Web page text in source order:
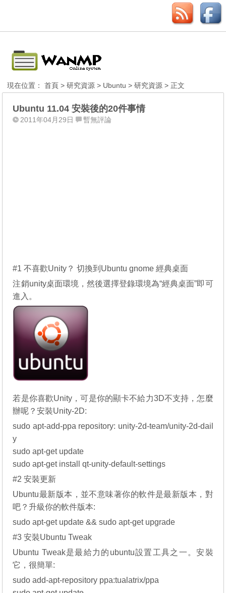
現在位置：首頁 >研究資源 > Ubuntu >研究資源 > 正文
Ubuntu 11.04 安裝後的20件事情
2011年04月29日 暫無評論
#1 不喜歡Unity？ 切換到Ubuntu gnome 經典桌面
注銷unity桌面環境，然後選擇登錄環境為“經典桌面”即可
進入。
若是你喜歡Unity，可是你的顯卡不給力3D不支持，怎麼
辦呢？安裝Unity-2D:
sudo apt-add-ppa repository: unity-2d-team/unity-2d-dail
y
sudo apt-get update
sudo apt-get install qt-unity-default-settings
#2 安裝更新
Ubuntu最新版本，並不意味著你的軟件是最新版本，對
吧？升級你的軟件版本:
sudo apt-get update && sudo apt-get upgrade
#3 安裝Ubuntu Tweak
Ubuntu Tweak是最給力的ubuntu設置工具之一。安裝
它，很簡單:
sudo add-apt-repository ppa:tualatrix/ppa